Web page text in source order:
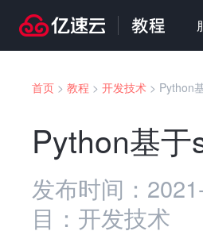
首页 > 教程 > 开发技术 > Python
Python基
发布时间：
目： 开发技术